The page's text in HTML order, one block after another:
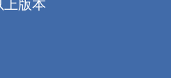
上版本